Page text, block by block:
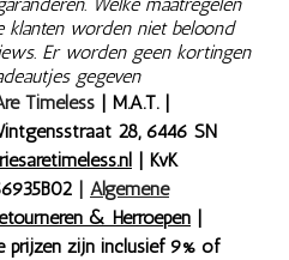
Welke maatregelen
klanten worden niet beloond
Er worden geen kortingen
gegeven
Timeless | M.A.T. |
28, 6446 SN
| KvK
Algemene
& Herroepen
prijzen zijn inclusief 9% of